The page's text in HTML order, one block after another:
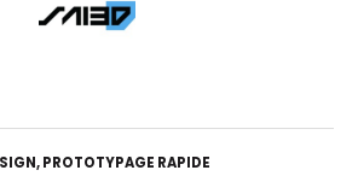
,PROTOTYPAGE RAPIDE